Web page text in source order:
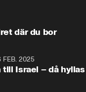
där du bor
FEB. 2025
till Israel – då hyllas